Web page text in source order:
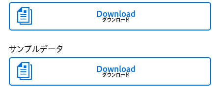
Download
ダウンロード
サンプルデータ
Download
ダウンロード